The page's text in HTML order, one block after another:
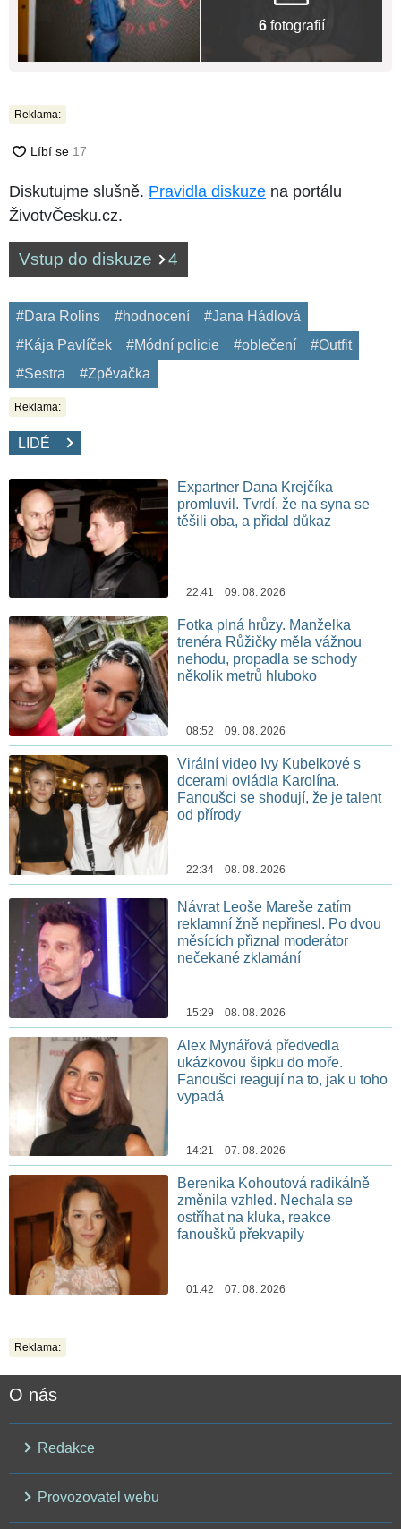
6fotografií
Reklama:
Diskutujme slušně. Pravidla diskuze na portálu
ŽivotvČesku.cz.
Vstup do diskuze 4
#Dara Rolins #hodnocení
#Jana Hádlová
#Kája Pavlíček
#Módní policie #oblečení
#Outfit
#Sestra
#Zpěvačka
Reklama:
LIDÉ
Expartner Dana Krejčíka
promluvil. Tvrdí, že na syna se
těšili oba, a přidal důkaz
22:41 09. 08. 2026
Fotka plná hrůzy. Manželka
trenéra Růžičky měla vážnou
nehodu, propadla se schody
několik metrů hluboko
08:52 09. 08. 2026
Virální video Ivy Kubelkové s
dcerami ovládla Karolína.
Fanoušci se shodují, že je talent
od přírody
22:34 08. 08. 2026
Návrat Leoše Mareše zatím
reklamní žně nepřinesl. Po dvou
měsících přiznal moderátor
nečekané zklamání
15:29 08. 08. 2026
Alex Mynářová předvedla
ukázkovou šipku do moře.
Fanoušci reagují na to, jak u toho
vypadá
14:21 07. 08. 2026
Berenika Kohoutová radikálně
změnila vzhled. Nechala se
ostříhat na kluka, reakce
fanoušků překvapily
01:42 07. 08. 2026
Reklama:
O nás
Redakce
Provozovatel webu